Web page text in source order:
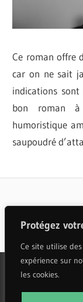
Protégez
Ce site utilise
expérience sur
les cookies.
Ce roman offre
car on ne sait
indications
bon roman à
humoristique
saupoudré
NON
LOCKDOWN